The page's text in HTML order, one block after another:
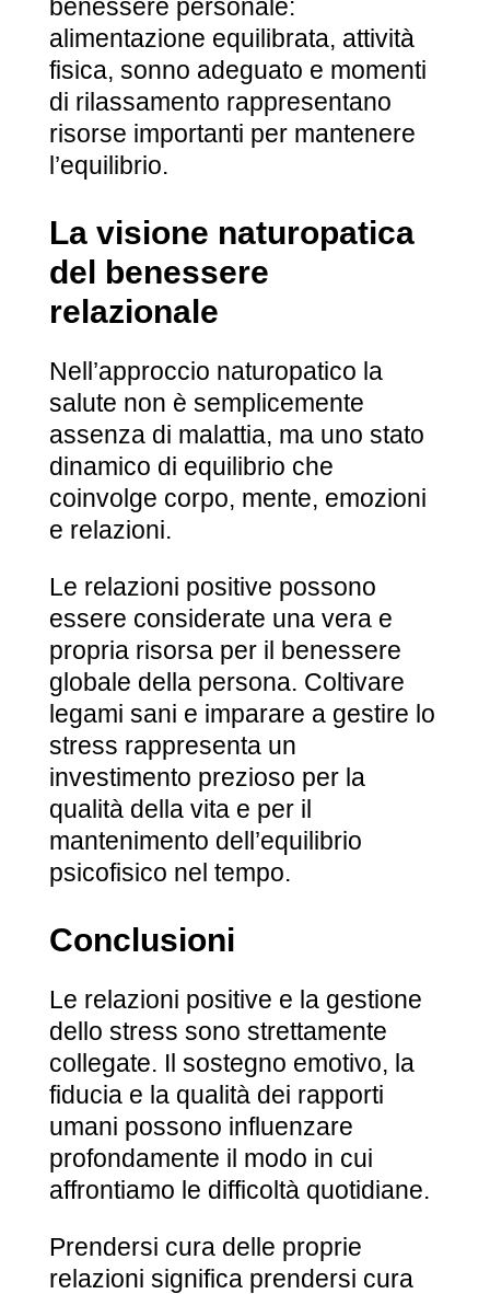
benessere personale:
alimentazione equilibrata, attività
fisica, sonno adeguato e momenti
di rilassamento rappresentano
risorse importanti per mantenere
l’equilibrio.
La visione naturopatica
del benessere
relazionale
Nell’approccio naturopatico la
salute non è semplicemente
assenza di malattia, ma uno stato
dinamico di equilibrio che
coinvolge corpo, mente, emozioni
e relazioni.
Le relazioni positive possono
essere considerate una vera e
propria risorsa per il benessere
globale della persona. Coltivare
legami sani e imparare a gestire lo
stress rappresenta un
investimento prezioso per la
qualità della vita e per il
mantenimento dell’equilibrio
psicofisico nel tempo.
Conclusioni
Le relazioni positive e la gestione
dello stress sono strettamente
collegate. Il sostegno emotivo, la
fiducia e la qualità dei rapporti
umani possono influenzare
profondamente il modo in cui
affrontiamo le difficoltà quotidiane.
Prendersi cura delle proprie
relazioni significa prendersi cura